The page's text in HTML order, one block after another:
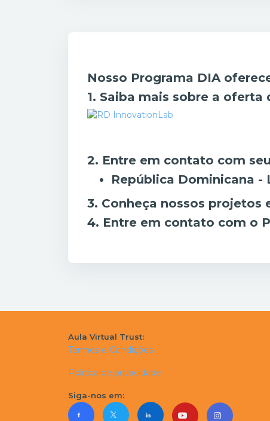
Nosso Programa DIA
1. Saiba mais sobre a
2. Entre em contato com
República Dominicana -
3. Conheça nossos projetos
4. Entre em contato com o
Aula Virtual Trust:
Termos e Condições
Política de privacidade
Siga-nos em: